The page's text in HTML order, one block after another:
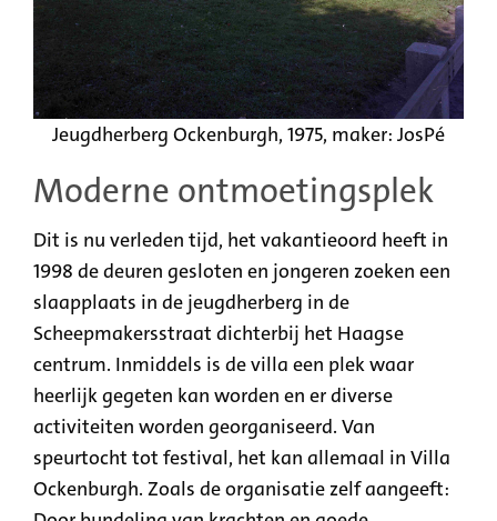
Jeugdherberg Ockenburgh, 1975, maker: JosPé
Moderne ontmoetingsplek
Dit is nu verleden tijd, het vakantieoord heeft in
1998 de deuren gesloten en jongeren zoeken een
slaapplaats in de jeugdherberg in de
Scheepmakersstraat dichterbij het Haagse
centrum. Inmiddels is de villa een plek waar
heerlijk gegeten kan worden en er diverse
activiteiten worden georganiseerd. Van
speurtocht tot festival, het kan allemaal in Villa
Ockenburgh. Zoals de organisatie zelf aangeeft: